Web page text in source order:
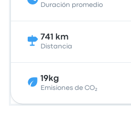
Duración promedio
741 km
Distancia
19kg
Emisiones de CO₂